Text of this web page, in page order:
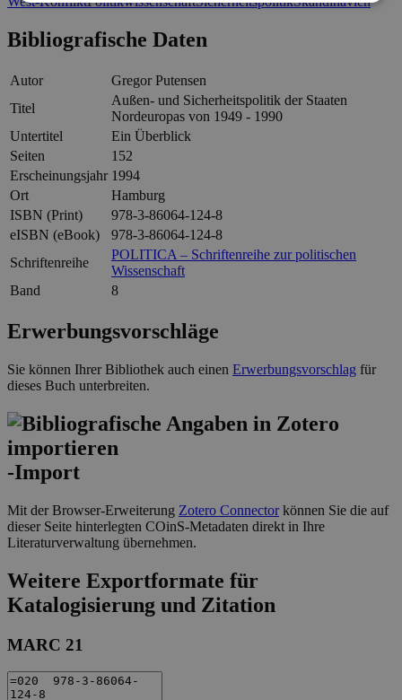
Bibliografische Daten
Autor
Gregor Putensen
Titel
Außen- und Sicherheitspolitik der Staaten
Nordeuropas von 1949 - 1990
Untertitel
Ein Überblick
Seiten
152
Erscheinungsjahr 1994
Ort
Hamburg
ISBN (Print)
978-3-86064-124-8
eISBN (eBook)
978-3-86064-124-8
Schriftenreihe
POLITICA – Schriftenreihe zur politischen
Wissenschaft
Band
8
Erwerbungsvorschläge
Sie können Ihrer Bibliothek auch einen Erwerbungsvorschlag für
dieses Buch unterbreiten.
-Import
Mit der Browser-Erweiterung Zotero Connectorkönnen Sie die auf
dieser Seite hinterlegten COinS-Metadaten direkt in Ihre
Literaturverwaltung übernehmen.
Weitere Exportformate für
Katalogisierung und Zitation
MARC 21